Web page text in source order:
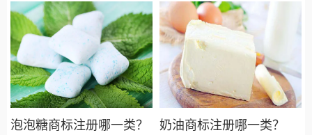
标注册证书有效期等资料整理出
来。
资料和商标注册证书有效期等资
料整理出来。
泡泡糖商标注册哪一类？ 奶油商标注册哪一类？